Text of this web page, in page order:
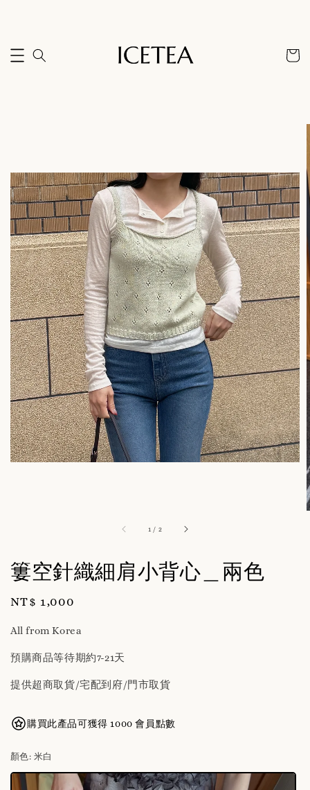
1 / 2
簍空針織細肩小背心＿兩色
Regular
NT$ 1,000
All from Korea
預購商品等待期約7-21天
提供超商取貨/宅配到府/門市取貨
購買此產品可獲得 1000 會員點數
顏色: 米白